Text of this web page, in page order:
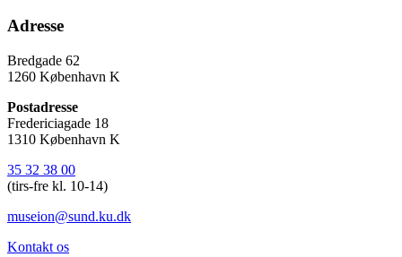
Adresse
Bredgade 62
1260 København K
Postadresse
Fredericiagade 18
1310 København K
35 32 38 00
(tirs-fre kl. 10-14)
museion@sund.ku.dk
Kontakt os